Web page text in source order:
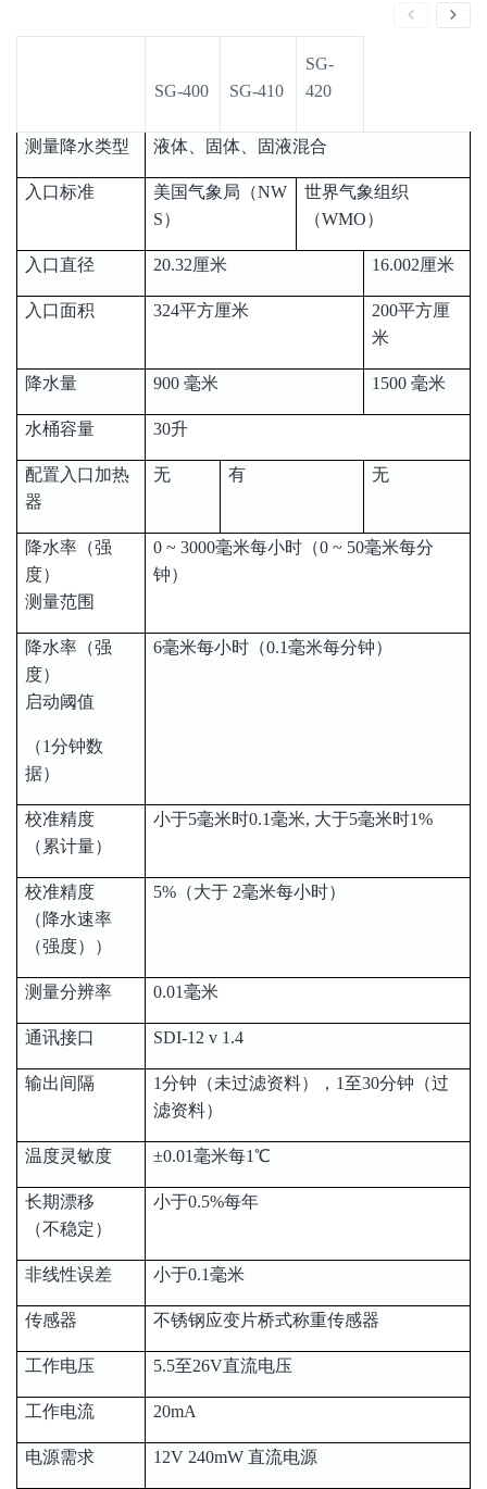
SG-400 SG-410
SG-
420
测量降水类型 液体、固体、固液混合
入口标准
美国气象局（NW
S）
世界气象组织
（WMO）
入口直径 20.32厘米 16.002厘米
入口面积 324平方厘米
200平方厘
米
降水量 900 毫米 1500 毫米
水桶容量 30升
配置入口加热
器
无 有 无
降水率（强
度）
测量范围
0 ~ 3000毫米每小时（0 ~ 50毫米每分
钟）
降水率（强
度）
启动阈值
（1分钟数
据）
6毫米每小时（0.1毫米每分钟）
校准精度
（累计量）
小于5毫米时0.1毫米, 大于5毫米时1%
校准精度
（降水速率
（强度））
5%（大于 2毫米每小时）
测量分辨率 0.01毫米
通讯接口 SDI-12 v 1.4
输出间隔
1分钟（未过滤资料），1至30分钟（过
滤资料）
温度灵敏度 ±0.01毫米每1℃
长期漂移
（不稳定）
小于0.5%每年
非线性误差 小于0.1毫米
传感器 不锈钢应变片桥式称重传感器
工作电压 5.5至26V直流电压
工作电流 20mA
电源需求 12V 240mW 直流电源